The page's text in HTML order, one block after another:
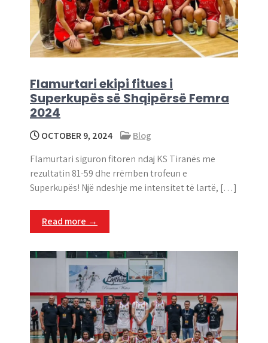
Flamurtari ekipi fitues i
Superkupës së Shqipërsë Femra
2024
OCTOBER 9, 2024
Blog
Flamurtari siguron fitoren ndaj KS Tiranës me
rezultatin 81-59 dhe rrëmben trofeun e
Superkupës! Një ndeshje me intensitet të lartë, […]
Read more →